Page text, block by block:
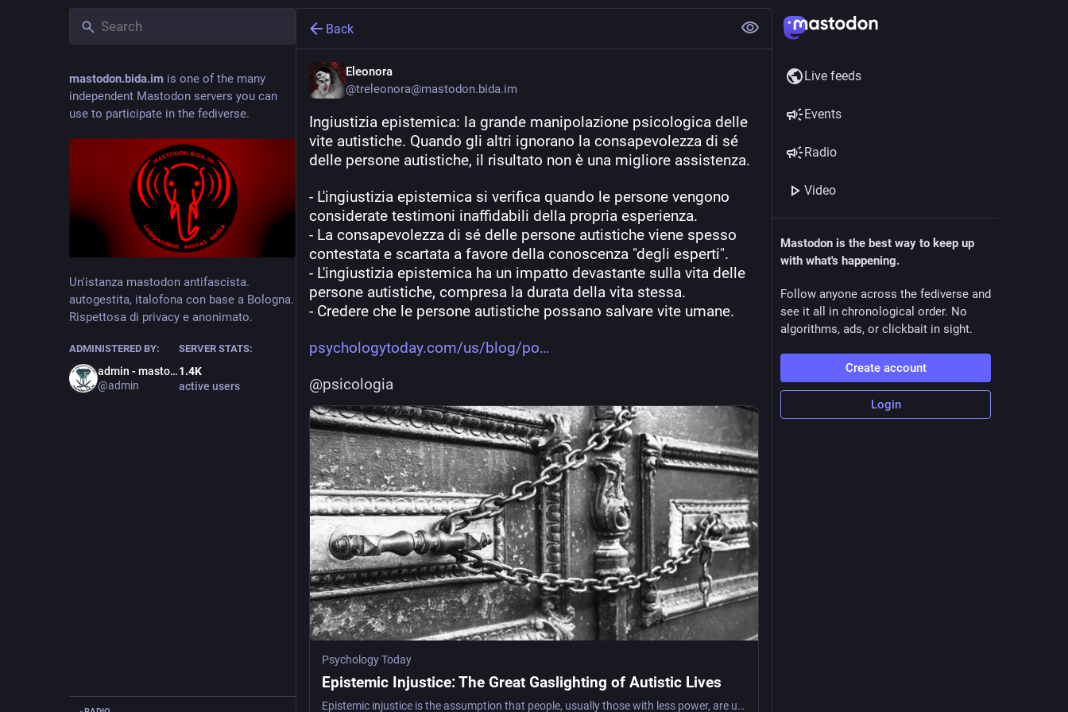
mastodon.bida.im is one of the many
independent Mastodon servers you can
use to participate in the fediverse.
Un'istanza mastodon antifascista.
autogestita, italofona con base a Bologna.
Rispettosa di privacy e anonimato.
ADMINISTERED BY:
admin - mastodon.bida.im
@admin
SERVER STATS:
1.4K
active users
Back
Eleonora
@treleonora@mastodon.bida.im
Ingiustizia epistemica: la grande manipolazione psicologica delle
vite autistiche. Quando gli altri ignorano la consapevolezza di sé
delle persone autistiche, il risultato non è una migliore assistenza.
- L'ingiustizia epistemica si verifica quando le persone vengono
considerate testimoni inaffidabili della propria esperienza.
- La consapevolezza di sé delle persone autistiche viene spesso
contestata e scartata a favore della conoscenza "degli esperti".
- L'ingiustizia epistemica ha un impatto devastante sulla vita delle
persone autistiche, compresa la durata della vita stessa.
- Credere che le persone autistiche possano salvare vite umane.
psychologytoday.com/us/blog/po
@psicologia
Psychology Today
Epistemic Injustice: The Great Gaslighting of Autistic Lives
Epistemic injustice is the assumption that people, usually those with less power, are unable to correctly understand their own lives. It takes a tragic toll on autistic lives.
Live feeds
Events
Radio
Video
Mastodon is the best way to keep up
with what's happening.
Follow anyone across the fediverse and
see it all in chronological order. No
algorithms, ads, or clickbait in sight.
Create account
Login